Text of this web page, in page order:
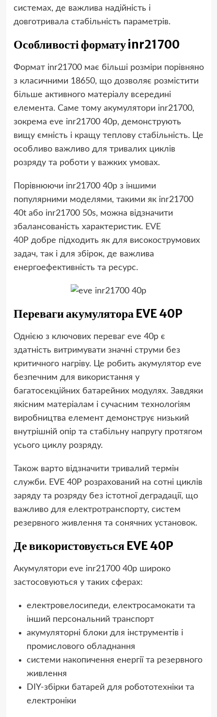
системах, де важлива надійність і
довготривала стабільність параметрів.
Особливості формату inr21700
Формат inr21700 має більші розміри порівняно
з класичними 18650, що дозволяє розмістити
більше активного матеріалу всередині
елемента. Саме тому акумулятори inr21700,
зокрема eve inr21700 40p, демонструють
вищу ємність і кращу теплову стабільність. Це
особливо важливо для тривалих циклів
розряду та роботи у важких умовах.
Порівнюючи inr21700 40p з іншими
популярними моделями, такими як inr21700
40t або inr21700 50s, можна відзначити
збалансованість характеристик. EVE
40Pдобре підходить як для високострумових
задач, так і для збірок, де важлива
енергоефективність та ресурс.
Переваги акумулятора EVE 40P
Однією з ключових переваг eve 40p є
здатність витримувати значні струми без
критичного нагріву. Це робить акумулятор eve
безпечним для використання у
багатосекційних батарейних модулях. Завдяки
якісним матеріалам і сучасним технологіям
виробництва елемент демонструє низький
внутрішній опір та стабільну напругу протягом
усього циклу розряду.
Також варто відзначити тривалий термін
служби. EVE 40P розрахований на сотні циклів
заряду та розряду без істотної деградації, що
важливо для електротранспорту, систем
резервного живлення та сонячних установок.
Де використовується EVE 40P
Акумулятори eve inr21700 40p широко
застосовуються у таких сферах:
електровелосипеди, електросамокати та
інший персональний транспорт
акумуляторні блоки для інструментів і
промислового обладнання
системи накопичення енергії та резервного
живлення
DIY-збірки батарей для робототехніки та
електроніки